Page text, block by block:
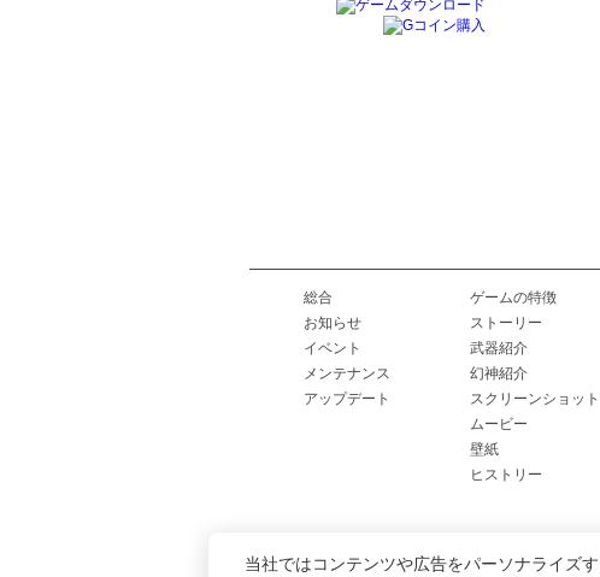
当社ではコンテンツや広告をパーソナライズ
総合
お知らせ
イベント
メンテナンス
アップデート
ゲームの特徴
ストーリー
武器紹介
幻神紹介
スクリーンショット
ムービー
壁紙
ヒストリー